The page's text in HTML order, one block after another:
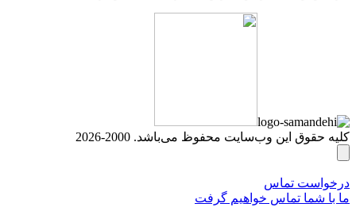
کلیه حقوق این وب‌سایت محفوظ می‌باشد. 2000-2026
درخواست تماس
ما با شما تماس خواهیم گرفت